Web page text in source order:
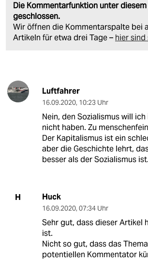
Die Kommentarfunktion unter
geschlossen.
Wir öffnen die Kommentarspalte bei
Artikeln für etwa drei Tage – hier sind
Luftfahrer
16.09.2020, 10:23 Uhr
Nein, den Sozialismus will
nicht haben. Zu
Der Kapitalismus ist ein
aber die Geschichte lehrt,
besser als der Sozialismus ist.
H Huck
16.09.2020, 07:34 Uhr
Sehr gut, dass dieser Artikel
ist.
Nicht so gut, dass das
potentiellen Kommentator